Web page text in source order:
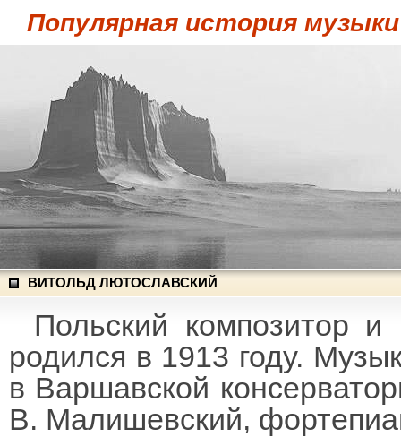
Популярная история музыки
ВИТОЛЬД ЛЮТОСЛАВСКИЙ
Польский композитор и
родился в 1913 году.
в Варшавской
В. Малишевский,